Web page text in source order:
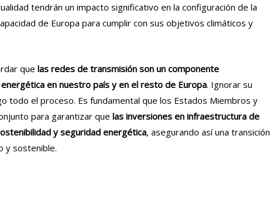
tendrán un impacto significativo en la configuración de la
de Europa para cumplir con sus objetivos climáticos y
que las redes de transmisión son un componente
en nuestro país y en el resto de Europa. Ignorar su
todo el proceso. Es fundamental que los Estados Miembros y
para garantizar que las inversiones en infraestructura de
y seguridad energética, asegurando así una transición
y sostenible.